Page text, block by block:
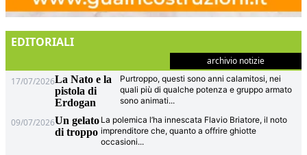
EDITORIALI
archivio notizie
17/07/2026La Nato e la
pistola di
Erdogan
Purtroppo, questi sono anni calamitosi, nei
quali più di qualche potenza e gruppo armato
sono animati...
09/07/2026Un gelato
di troppo
La polemica l’ha innescata Flavio Briatore, il noto
imprenditore che, quanto a offrire ghiotte
occasioni...